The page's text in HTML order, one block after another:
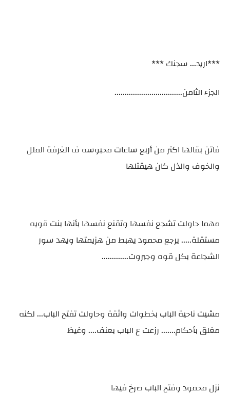
***اريد... سجنك ***
الجزء الثامن.................................
فاتن بقالها اكتر من أربع ساعات محبوسه ف الغرفة الملل
والخوف والذل كان هيقتلها
مهما حاولت تشجع نفسها وتقنع نفسها بأنها بنت قويه
مستقلة..... يرجع محمود يهبط من هزيمتها ويهد سور
الشجاعة بكل قوه وجبروت.............
مشيت ناحية الباب بخطوات واثقة وحاولت تفتح الباب... لكنه
مغلق بأحكام....... رزعت ع الباب بعنف.... وغيظ
نزل محمود وفتح الباب صرخ فيها